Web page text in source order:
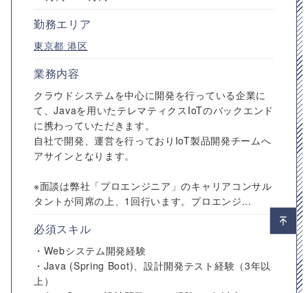
勤務エリア
東京都 港区
業務内容
クラウドシステムを中心に開発を行っている企業に
て、Javaを用いたテレマティクスIoTのバックエンド
に携わっていただきます。
自社で開発、運営を行っておりIoT製品開発チームへ
アサインとなります。
※面談は弊社「プロエンジニア」のキャリアコンサル
タントが同席の上、1回行います。プロエンジ...
必須スキル
・Webシステム開発経験
・Java (Spring Boot)、設計開発テスト経験（3年以
上）